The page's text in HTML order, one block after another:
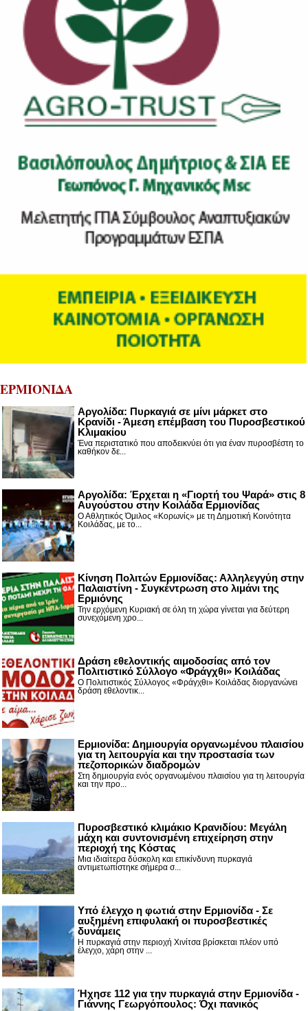
ΕΡΜΙΟΝΙΔΑ
Αργολίδα: Πυρκαγιά σε μίνι μάρκετ στο
Κρανίδι - Άμεση επέμβαση του Πυροσβεστικού
Κλιμακίου
Ένα περιστατικό που αποδεικνύει ότι για έναν πυροσβέστη το
καθήκον δε...
Αργολίδα: Έρχεται η «Γιορτή του Ψαρά» στις 8
Αυγούστου στην Κοιλάδα Ερμιονίδας
Ο Αθλητικός Όμιλος «Κορωνίς» με τη Δημοτική Κοινότητα
Κοιλάδας, με το...
Κίνηση Πολιτών Ερμιονίδας: Αλληλεγγύη στην
Παλαιστίνη - Συγκέντρωση στο λιμάνι της
Ερμιόνης
Την ερχόμενη Κυριακή σε όλη τη χώρα γίνεται για δεύτερη
συνεχόμενη χρο...
Δράση εθελοντικής αιμοδοσίας από τον
Πολιτιστικό Σύλλογο «Φράγχθι» Κοιλάδας
Ο Πολιτιστικός Σύλλογος «Φράγχθι» Κοιλάδας διοργανώνει
δράση εθελοντικ...
Ερμιονίδα: Δημιουργία οργανωμένου πλαισίου
για τη λειτουργία και την προστασία των
πεζοπορικών διαδρομών
Στη δημιουργία ενός οργανωμένου πλαισίου για τη λειτουργία
και την προ...
Πυροσβεστικό κλιμάκιο Κρανιδίου: Μεγάλη
μάχη και συντονισμένη επιχείρηση στην
περιοχή της Κόστας
Μια ιδιαίτερα δύσκολη και επικίνδυνη πυρκαγιά
αντιμετωπίστηκε σήμερα σ...
Υπό έλεγχο η φωτιά στην Ερμιονίδα - Σε
αυξημένη επιφυλακή οι πυροσβεστικές
δυνάμεις
Η πυρκαγιά στην περιοχή Χινίτσα βρίσκεται πλέον υπό
έλεγχο, χάρη στην ...
Ήχησε 112 για την πυρκαγιά στην Ερμιονίδα -
Γιάννης Γεωργόπουλος: Όχι πανικός